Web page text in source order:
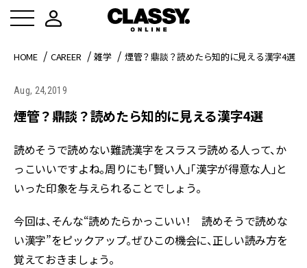
HOME CAREER 雑学 煙管？鼎談？読めたら知的に見える漢字4選
Aug, 24,2019
煙管？鼎談？読めたら知的に見える漢字4選
読めそうで読めない難読漢字をスラスラ読める人って、か
っこいいですよね。周りにも「賢い人」「漢字が得意な人」と
いった印象を与えられることでしょう。
今回は、そんな“読めたらかっこいい！ 読めそうで読めな
い漢字”をピックアップ。ぜひこの機会に、正しい読み方を
覚えておきましょう。